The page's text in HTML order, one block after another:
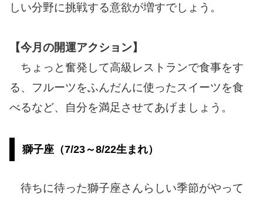
しい分野に挑戦する意欲が増すでしょう。
【今月の開運アクション】
ちょっと奮発して高級レストランで食事をす
る、フルーツをふんだんに使ったスイーツを食
べるなど、自分を満足させてあげましょう。
獅子座（7/23～8/22生まれ）
待ちに待った獅子座さんらしい季節がやって